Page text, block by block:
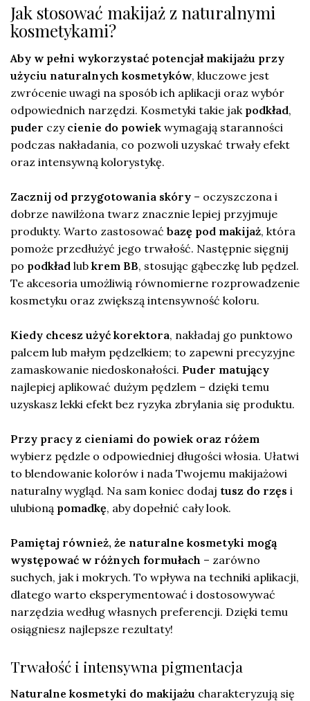
Jak stosować makijaż z naturalnymi
kosmetykami?
Aby w pełni wykorzystać potencjał makijażu przy
użyciu naturalnych kosmetyków, kluczowe jest
zwrócenie uwagi na sposób ich aplikacji oraz wybór
odpowiednich narzędzi. Kosmetyki takie jak podkład,
puder czy cienie do powiek wymagają staranności
podczas nakładania, co pozwoli uzyskać trwały efekt
oraz intensywną kolorystykę.
Zacznij od przygotowania skóry – oczyszczona i
dobrze nawilżona twarz znacznie lepiej przyjmuje
produkty. Warto zastosować bazę pod makijaż, która
pomoże przedłużyć jego trwałość. Następnie sięgnij
po podkład lub krem BB, stosując gąbeczkę lub pędzel.
Te akcesoria umożliwią równomierne rozprowadzenie
kosmetyku oraz zwiększą intensywność koloru.
Kiedy chcesz użyć korektora, nakładaj go punktowo
palcem lub małym pędzelkiem; to zapewni precyzyjne
zamaskowanie niedoskonałości. Puder matujący
najlepiej aplikować dużym pędzlem – dzięki temu
uzyskasz lekki efekt bez ryzyka zbrylania się produktu.
Przy pracy z cieniami do powiek oraz różem
wybierz pędzle o odpowiedniej długości włosia. Ułatwi
to blendowanie kolorów i nada Twojemu makijażowi
naturalny wygląd. Na sam koniec dodaj tusz do rzęs i
ulubioną pomadkę, aby dopełnić cały look.
Pamiętaj również, że naturalne kosmetyki mogą
występować w różnych formułach – zarówno
suchych, jak i mokrych. To wpływa na techniki aplikacji,
dlatego warto eksperymentować i dostosowywać
narzędzia według własnych preferencji. Dzięki temu
osiągniesz najlepsze rezultaty!
Trwałość i intensywna pigmentacja
Naturalne kosmetyki do makijażu charakteryzują się